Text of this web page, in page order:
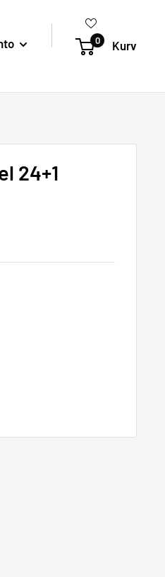
0 Kurv
24+1